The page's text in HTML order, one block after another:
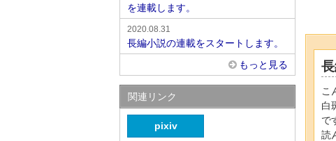
こ
白
で
読
を連載します。
2020.08.31
長編小説の連載をスタートします。
もっと見る
関連リンク
pixiv